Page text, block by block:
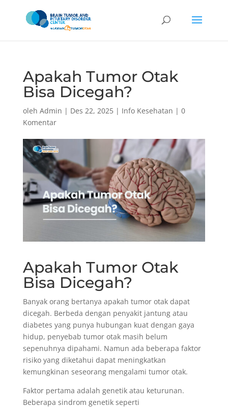
Apakah Tumor Otak
Bisa Dicegah?
oleh Admin | Des 22, 2025| Info Kesehatan | 0
Komentar
Apakah Tumor Otak
Bisa Dicegah?
Banyak orang bertanya apakah tumor otak dapat
dicegah. Berbeda dengan penyakit jantung atau
diabetes yang punya hubungan kuat dengan gaya
hidup, penyebab tumor otak masih belum
sepenuhnya dipahami. Namun ada beberapa faktor
risiko yang diketahui dapat meningkatkan
kemungkinan seseorang mengalami tumor otak.
Faktor pertama adalah genetik atau keturunan.
Beberapa sindrom genetik seperti